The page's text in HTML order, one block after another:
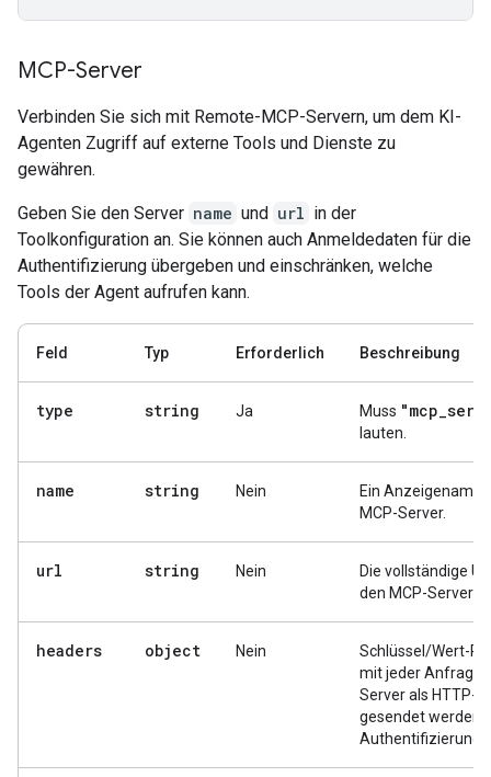
MCP-Server
Verbinden Sie sich mit Remote-MCP-Servern, um dem KI-
Agenten Zugriff auf externe Tools und Dienste zu
gewähren.
Geben Sie den Server name und url in der
Toolkonfiguration an. Sie können auch Anmeldedaten für die
Authentifizierung übergeben und einschränken, welche
Tools der Agent aufrufen kann.
Feld Typ Erforderlich Beschreibung
type string Ja Muss "mcp_
lauten.
name string Nein
Ein Anzeigename
MCP-Server.
url string Nein
Die vollständige
den MCP-
headers object Nein
Schlüssel/Wert-
mit jeder Anfrage
Server als HTTP-
gesendet werden